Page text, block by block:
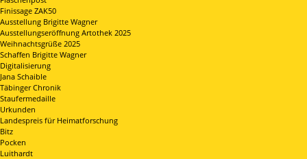
Finissage ZAK50
Ausstellung Brigitte Wagner
Ausstellungseröffnung Artothek 2025
Weihnachtsgrüße 2025
Schaffen Brigitte Wagner
Digitalisierung
Jana Schaible
Täbinger Chronik
Staufermedaille
Urkunden
Landespreis für Heimatforschung
Bitz
Pocken
Luithardt